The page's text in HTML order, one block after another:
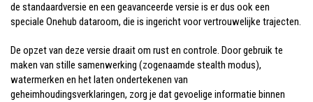
de standaardversie en een geavanceerde versie is er dus ook een
speciale Onehub dataroom, die is ingericht voor vertrouwelijke trajecten.
De opzet van deze versie draait om rust en controle. Door gebruik te
maken van stille samenwerking (zogenaamde stealth modus),
watermerken en het laten ondertekenen van
geheimhoudingsverklaringen, zorg je dat gevoelige informatie binnen